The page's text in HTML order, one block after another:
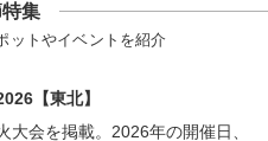
集
ットやイベントを紹介
【東北】
大会を掲載。2026年の開催日、